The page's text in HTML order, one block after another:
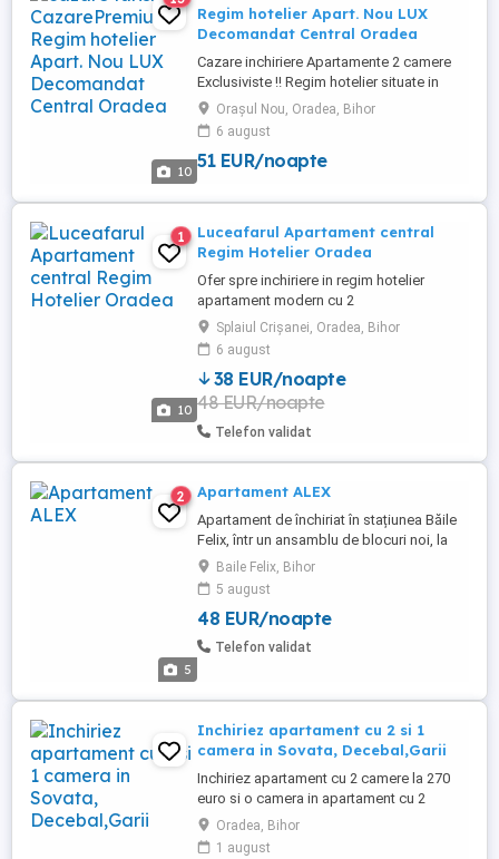
10
Regim hotelier Apart. Nou LUX
Decomandat Central Oradea
Cazare inchiriere Apartamente 2 camere
Exclusiviste !! Regim hotelier situate in
CENTRUL orașului Oradea . Prima
Premium Residence Strada Sucevei si
Luceafărul Rezidențial! Apartamentele NOI
dispun de toate cerințele pentru a avea un
standarde! BONUS : O ...
Orașul Nou, Oradea, Bihor
6 august
51 EUR/noapte
10
1
Luceafarul Apartament central
Regim Hotelier Oradea
Ofer spre inchiriere in regim hotelier
apartament modern cu 2
camere[Living+dormitor] bloc nou, Etaj 3
din 10 , situat in Ansamblul Rezidențial
Luceafărul aflat intr-o zona accesibilă si
bine conectată, aproape de centrul
Orasului, Lotus Mall 2, Hotel Ramada,
Auchan, Jumbo, Aeroport, centura
orașului ...
Splaiul Crișanei, Oradea, Bihor
6 august
38 EUR/noapte
48 EUR/noapte
Telefon validat
5
2 Apartament ALEX
Apartament de închiriat în stațiunea Băile
Felix, într un ansamblu de blocuri noi, la
parter, în apropierea ștrandului Felix-
Apollo și Venus din Băile 1Mai. Capacitate
2-4 persoane. Prețul variază în funcție de
câte persoane și câte nopți doriți. 2adulti
=250ron noapte 2ad*2copii= 250ron
Baile Felix, Bihor
5 august
48 EUR/noapte
Telefon validat
Inchiriez apartament cu 2 si 1
camera in Sovata, Decebal,Garii
Inchiriez apartament cu 2 camere la 270
euro si o camera in apartament cu 2
camere la 180 euro Apartamentul cu 1
camerea e 250 euro in zona Sovata,
Oradea, Bihor
1 august